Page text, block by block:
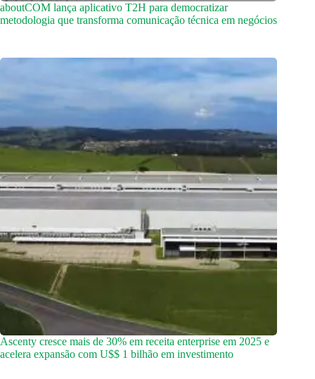
aboutCOM lança aplicativo T2H para democratizar
metodologia que transforma comunicação técnica em negócios
Ascenty cresce mais de 30% em receita enterprise em 2025 e
acelera expansão com U$$ 1 bilhão em investimento